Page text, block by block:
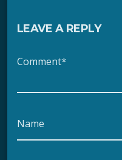
LEAVE A REPLY
Comment*
Name